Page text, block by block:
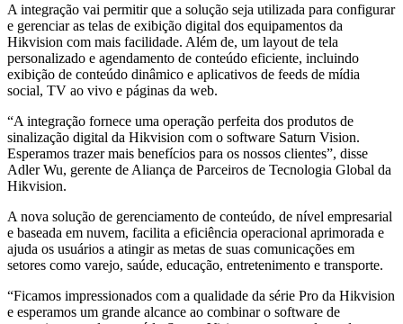
A integração vai permitir que a solução seja utilizada para configurar
e gerenciar as telas de exibição digital dos equipamentos da
Hikvision com mais facilidade. Além de, um layout de tela
personalizado e agendamento de conteúdo eficiente, incluindo
exibição de conteúdo dinâmico e aplicativos de feeds de mídia
social, TV ao vivo e páginas da web.
“A integração fornece uma operação perfeita dos produtos de
sinalização digital da Hikvision com o software Saturn Vision.
Esperamos trazer mais benefícios para os nossos clientes”, disse
Adler Wu, gerente de Aliança de Parceiros de Tecnologia Global da
Hikvision.
A nova solução de gerenciamento de conteúdo, de nível empresarial
e baseada em nuvem, facilita a eficiência operacional aprimorada e
ajuda os usuários a atingir as metas de suas comunicações em
setores como varejo, saúde, educação, entretenimento e transporte.
“Ficamos impressionados com a qualidade da série Pro da Hikvision
e esperamos um grande alcance ao combinar o software de